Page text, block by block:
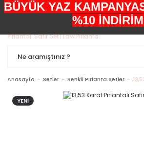
+90552 303 05 29
Anasayfa Setler Renkli Pırlanta Setler
YENİ
BÜYÜK YAZ
%10 İNDİRİM